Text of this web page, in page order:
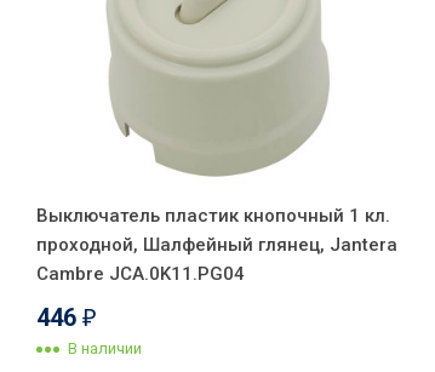
Выключатель пластик кнопочный 1 кл.
проходной, Шалфейный глянец, Jantera
Cambre JCA.0K11.PG04
446 ₽
В наличии